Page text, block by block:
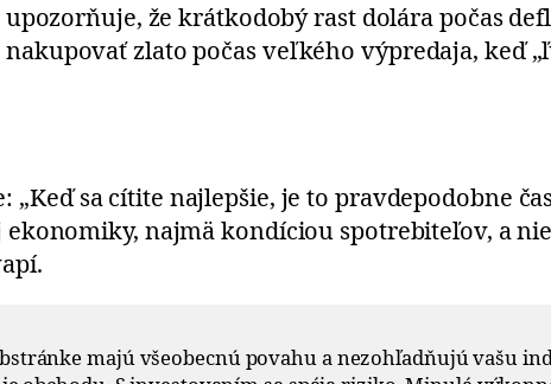
že krátkodobý rast dolára počas
zlato počas veľkého výpredaja, keď
sa cítite najlepšie, je to pravdepodobne
najmä kondíciou spotrebiteľov, a
majú všeobecnú povahu a nezohľadňujú vašu